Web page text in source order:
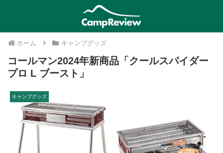
ホーム キャンプグッズ
コールマン2024年新商品「クールスパイダー
プロ L ブースト」
キャンプグッズ